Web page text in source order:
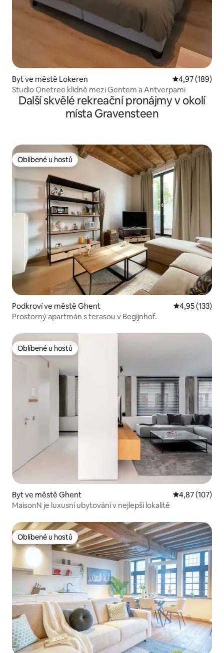
Byt ve městě Lokeren Průměrné
4,97 (189)
Studio Onetree klidně mezi Gentem a Antverpami
Další skvělé rekreační pronájmy v okolí
místa Gravensteen
Oblíbené u hostů
Oblíbené u hostů
Podkroví ve městě Ghent Průměrné
4,95 (133)
Prostorný apartmán s terasou v Begijnhof.
Oblíbené u hostů
Oblíbené u hostů
Byt ve městě Ghent Průměrné
4,87 (107)
MaisonN je luxusní ubytování v nejlepší lokalitě
Oblíbené u hostů
Oblíbené u hostů